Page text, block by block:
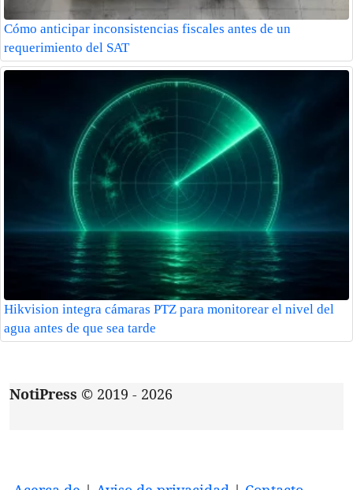
Cómo anticipar inconsistencias fiscales antes de un
requerimiento del SAT
Hikvision integra cámaras PTZ para monitorear el nivel del
agua antes de que sea tarde
NotiPress © 2019 - 2026